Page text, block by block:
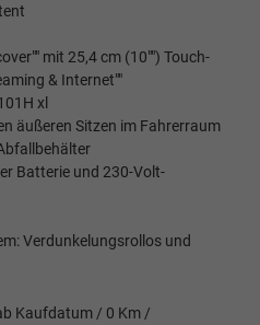
mit 25,4 cm (10"") Touch-
& Internet""
xl
äußeren Sitzen im Fahrerraum
Batterie und 230-Volt-
Verdunkelungsrollos und
Kaufdatum / 0 Km /